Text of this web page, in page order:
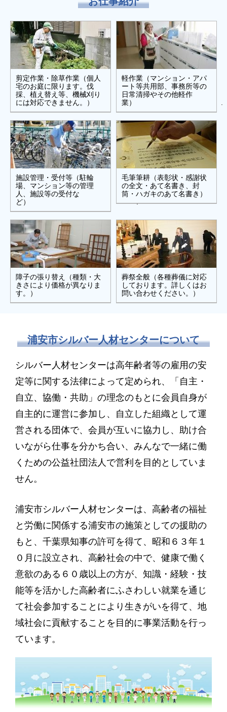
剪定作業・除草作業（個人
宅のお庭に限ります。伐
採、植え替え等、機械刈り
には対応できません。）
軽作業（マンション・アパ
ート等共用部、事務所等の
日常清掃やその他軽作
業） .
施設管理・受付等（駐輪
場、マンション等の管理
人、施設等の受付な
ど） .
毛筆筆耕（表彰状・感謝状
の全文・あて名書き、封
筒・ハガキのあて名書き）
障子の張り替え（種類・大
きさにより価格が異なりま
す。） .
葬祭全般（各種葬儀に対応
しております。詳しくはお
問い合わせください。）
浦安市シルバー人材センターについて
シルバー人材センターは高年齢者等の雇用の安
定等に関する法律によって定められ、「自主・
自立、協働・共助」の理念のもとに会員自身が
自主的に運営に参加し、自立した組織として運
営される団体で、会員が互いに協力し、助け合
いながら仕事を分かち合い、みんなで一緒に働
くための公益社団法人で営利を目的としていま
せん。
浦安市シルバー人材センターは、高齢者の福祉
と労働に関係する浦安市の施策としての援助の
もと、千葉県知事の許可を得て、昭和６３年１
０月に設立され、高齢社会の中で、健康で働く
意欲のある６０歳以上の方が、知識・経験・技
能等を活かした高齢者にふさわしい就業を通じ
て社会参加することにより生きがいを得て、地
域社会に貢献することを目的に事業活動を行っ
ています。